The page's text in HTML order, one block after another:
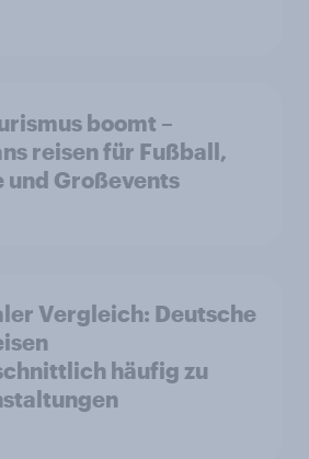
boomt –
reisen für Fußball,
und Großevents
Vergleich: Deutsche
häufig zu